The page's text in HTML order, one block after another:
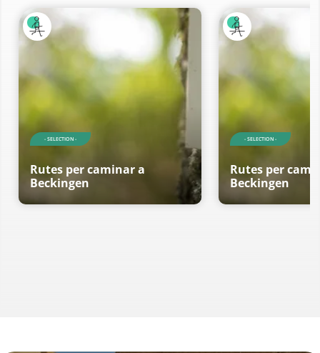
- SELECTION -
Rutes per caminar a
Beckingen
- SELECTION -
Rutes per
Beckingen